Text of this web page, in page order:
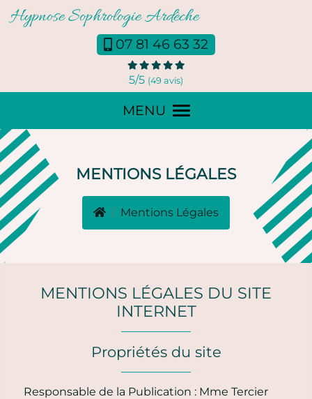
07 81 46 63 32
5/5 (49 avis)
MENU
MENTIONS LÉGALES
Mentions Légales
MENTIONS LÉGALES DU SITE
INTERNET
Propriétés du site
Responsable de la Publication : Mme Tercier
Panneau de gestion des cookies